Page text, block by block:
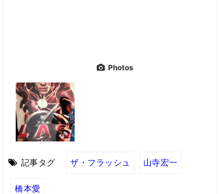
Photos
記事タグ ザ・フラッシュ 山寺宏一
橋本愛